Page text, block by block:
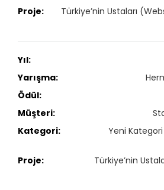
Türkiye’nin Ustaları
Yeni
Türkiye’nin